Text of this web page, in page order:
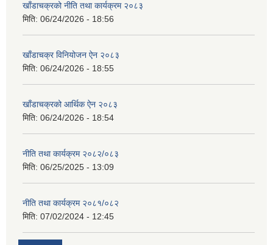
खाँडाचक्रको नीति तथा कार्यक्रम २०८३
मिति: 06/24/2026 - 18:56
खाँडाचक्र विनियोजन ऐन २०८३
मिति: 06/24/2026 - 18:55
खाँडाचक्रको आर्थिक ऐन २०८३
मिति: 06/24/2026 - 18:54
नीति तथा कार्यक्रम २०८२/०८३
मिति: 06/25/2025 - 13:09
नीति तथा कार्यक्रम २०८१/०८२
मिति: 07/02/2024 - 12:45